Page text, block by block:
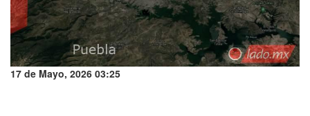
17 de Mayo, 2026 03:25